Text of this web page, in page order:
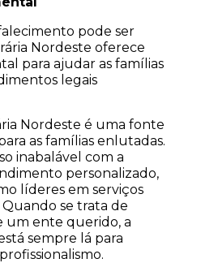
pode ser
Nordeste oferece
para ajudar as famílias
legais
Nordeste é uma fonte
as famílias enlutadas.
inabalável com a
personalizado,
líderes em serviços
se trata de
um ente querido, a
sempre lá para